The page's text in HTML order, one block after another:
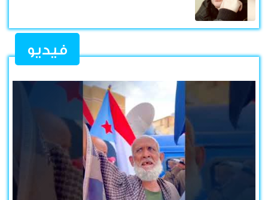
فيديو